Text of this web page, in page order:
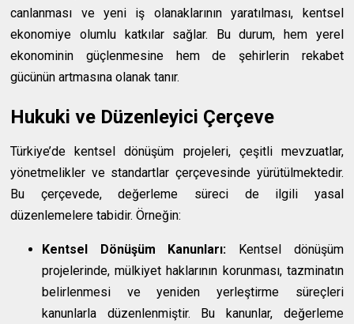
canlanması ve yeni iş olanaklarının yaratılması, kentsel
ekonomiye olumlu katkılar sağlar. Bu durum, hem yerel
ekonominin güçlenmesine hem de şehirlerin rekabet
gücünün artmasına olanak tanır.
Hukuki ve Düzenleyici Çerçeve
Türkiye’de kentsel dönüşüm projeleri, çeşitli mevzuatlar,
yönetmelikler ve standartlar çerçevesinde yürütülmektedir.
Bu çerçevede, değerleme süreci de ilgili yasal
düzenlemelere tabidir. Örneğin:
Kentsel Dönüşüm Kanunları: Kentsel dönüşüm
projelerinde, mülkiyet haklarının korunması, tazminatın
belirlenmesi ve yeniden yerleştirme süreçleri
kanunlarla düzenlenmiştir. Bu kanunlar, değerleme